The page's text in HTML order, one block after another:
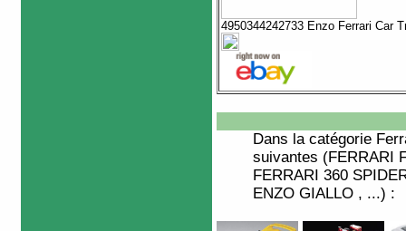
4950344242733 Enzo Ferrari Car
Dans la catégorie
suivantes (FERRARI
FERRARI 360
ENZO GIALLO , ...) :